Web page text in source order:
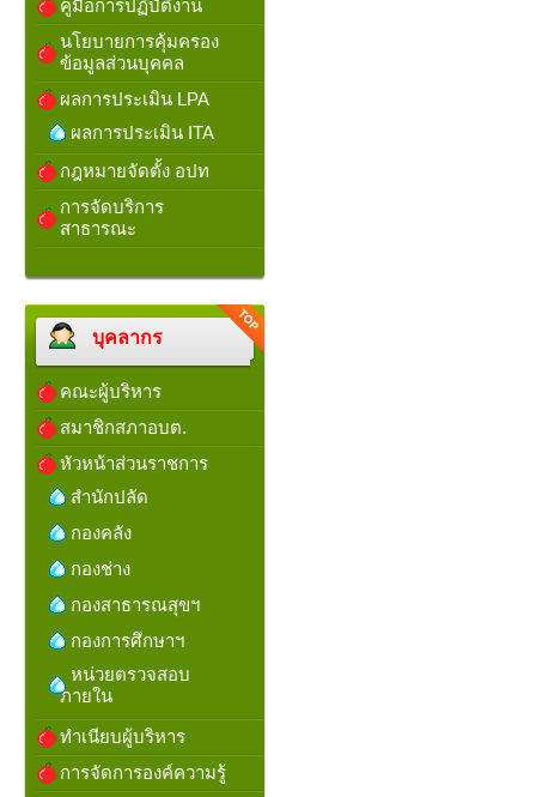
คู่มือการปฏิบัติงาน
นโยบายการคุ้มครอง
ข้อมูลส่วนบุคคล
ผลการประเมิน LPA
ผลการประเมิน ITA
กฎหมายจัดตั้ง อปท
การจัดบริการ
สาธารณะ
บุคลากร
คณะผู้บริหาร
สมาชิกสภาอบต.
หัวหน้าส่วนราชการ
สำนักปลัด
กองคลัง
กองช่าง
กองสาธารณสุขฯ
กองการศึกษาฯ
หน่วยตรวจสอบ
ภายใน
ทำเนียบผู้บริหาร
การจัดการองค์ความรู้